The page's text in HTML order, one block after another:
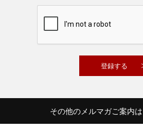
その他のメルマガご案内